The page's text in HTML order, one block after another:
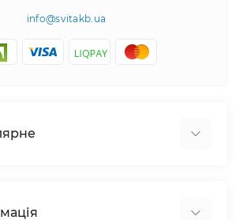
info@svitakb.ua